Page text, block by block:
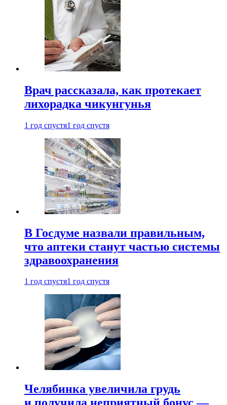
Врач рассказала, как протекает
лихорадка чикунгунья
1 год спустя1 год спустя
В Госдуме назвали правильным,
что аптеки станут частью системы
здравоохранения
1 год спустя1 год спустя
Челябинка увеличила грудь